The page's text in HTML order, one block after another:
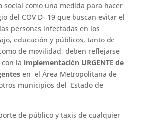
social como una medida para hacer
del COVID- 19 que buscan evitar el
personas infectadas en los
educación y públicos, tanto de
de movilidad, deben reflejarse
la implementación URGENTE de
en el Área Metropolitana de
municipios del Estado de
de público y taxis de cualquier